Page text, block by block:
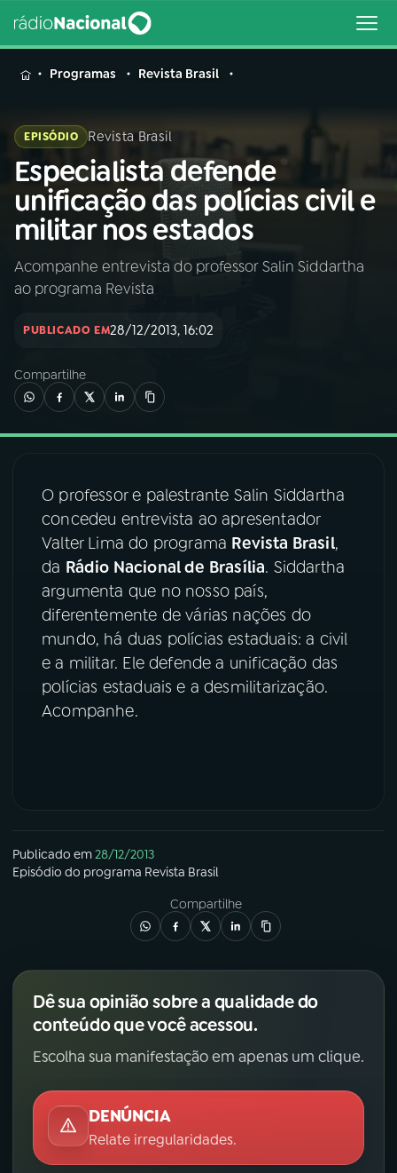
MENU
Buscar
na
Rádio
Nacional
Buscar
AO VIVO
INÍCIO
02A RÁDIO
03PROGRAMAÇÃO
04PROGRAMAS
PODCASTS
06VIDEOCASTS
Instagram X
Programas Revista Brasil
EPISÓDIO Revista Brasil
Especialista defende
unificação das polícias civil e
militar nos estados
Acompanhe entrevista do professor Salin Siddartha
ao programa Revista
PUBLICADO EM28/12/2013, 16:02
Compartilhe
O professor e palestrante Salin Siddartha
concedeu entrevista ao apresentador
Valter Lima do programa Revista Brasil,
da Rádio Nacional de Brasília. Siddartha
argumenta que no nosso país,
diferentemente de várias nações do
mundo, há duas polícias estaduais: a civil
e a militar. Ele defende a unificação das
polícias estaduais e a desmilitarização.
Acompanhe.
Publicado em28/12/2013
Episódio do programa Revista Brasil
Compartilhe
Dê sua opinião sobre a qualidade do
conteúdo que você acessou.
Escolha sua manifestação em apenas um clique.
DENÚNCIA
Relate irregularidades.